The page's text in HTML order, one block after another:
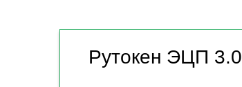
Рутокен ЭЦП 3.0